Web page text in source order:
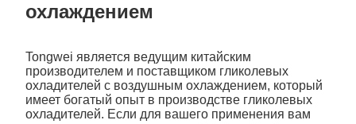
охлаждением
Tongwei является ведущим китайским
производителем и поставщиком гликолевых
охладителей с воздушным охлаждением, который
имеет богатый опыт в производстве гликолевых
охладителей. Если для вашего применения вам